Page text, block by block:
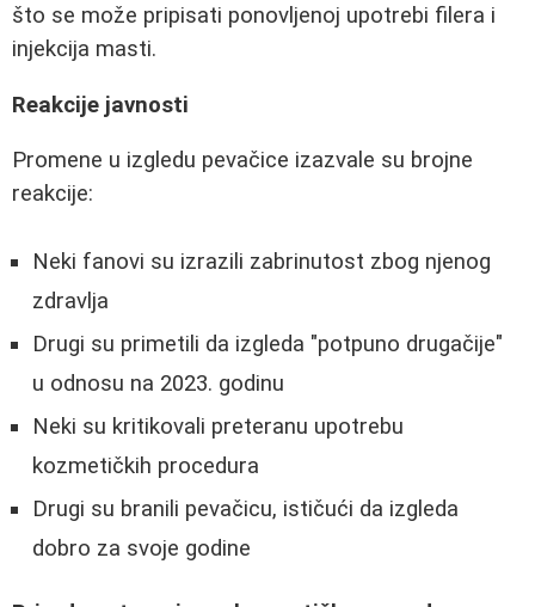
što se može pripisati ponovljenoj upotrebi filera i
injekcija masti.
Reakcije javnosti
Promene u izgledu pevačice izazvale su brojne
reakcije:
Neki fanovi su izrazili zabrinutost zbog njenog
zdravlja
Drugi su primetili da izgleda "potpuno drugačije"
u odnosu na 2023. godinu
Neki su kritikovali preteranu upotrebu
kozmetičkih procedura
Drugi su branili pevačicu, ističući da izgleda
dobro za svoje godine